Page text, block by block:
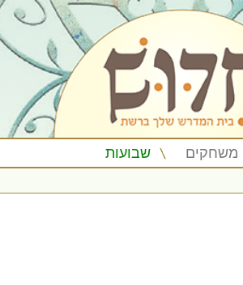
משחקים שבועות